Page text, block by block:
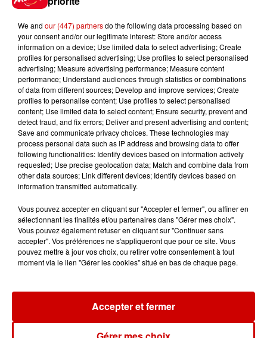
Podcasts Voir plus
Kelly Massol, figure
emblématique de
l'entrepreneuriat féminin
Aménager un school bus au
Canada et accueillir les bleus à
Born in the U.S.A - Bruce
Springsteen : la chanson que
I Gotta Feeling : comment David
We and our (447) partnersdo the following data processing based on
your consent and/or our legitimate interest: Store and/or access
information on a device; Use limited data to select advertising; Create
profiles for personalised advertising; Use profiles to select personalised
advertising; Measure advertising performance; Measure content
performance; Understand audiences through statistics or combinations
of data from different sources; Develop and improve services; Create
profiles to personalise content; Use profiles to select personalised
content; Use limited data to select content; Ensure security, prevent and
detect fraud, and fix errors; Deliver and present advertising and content;
Save and communicate privacy choices. These technologies may
process personal data such as IP address and browsing data to offer
following functionalities: Identify devices based on information actively
requested; Use precise geolocation data; Match and combine data from
other data sources; Link different devices; Identify devices based on
information transmitted automatically.
Vous pouvez accepter en cliquant sur "Accepter et fermer", ou affiner en
sélectionnant les finalités et/ou partenaires dans "Gérer mes choix".
Vous pouvez également refuser en cliquant sur "Continuer sans
accepter". Vos préférences ne s'appliqueront que pour ce site. Vous
pouvez mettre à jour vos choix, ou retirer votre consentement à tout
moment via le lien "Gérer les cookies" situé en bas de chaque page.
Accepter et fermer